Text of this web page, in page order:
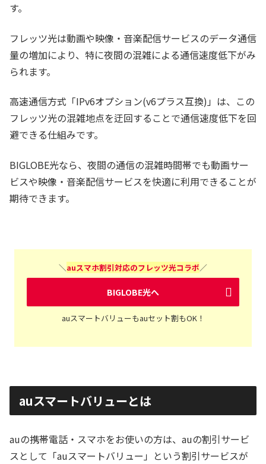
す。
フレッツ光は動画や映像・音楽配信サービスのデータ通信
量の増加により、特に夜間の混雑による通信速度低下がみ
られます。
高速通信方式「IPv6オプション(v6プラス互換)」は、この
フレッツ光の混雑地点を迂回することで通信速度低下を回
避できる仕組みです。
BIGLOBE光なら、夜間の通信の混雑時間帯でも動画サー
ビスや映像・音楽配信サービスを快適に利用できることが
期待できます。
＼auスマホ割引対応のフレッツ光コラボ／
BIGLOBE光へ
auスマートバリューもauセット割もOK！
auスマートバリューとは
auの携帯電話・スマホをお使いの方は、auの割引サービ
スとして「auスマートバリュー」という割引サービスが